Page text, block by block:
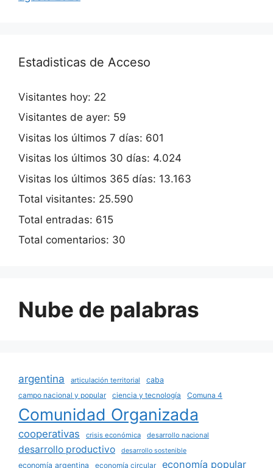
Estadisticas de Acceso
Visitantes hoy: 22
Visitantes de ayer: 59
Visitas los últimos 7 días: 601
Visitas los últimos 30 días: 4.024
Visitas los últimos 365 días: 13.163
Total visitantes: 25.590
Total entradas: 615
Total comentarios: 30
Nube de palabras
argentina articulación territorial
caba
campo nacional y popular
ciencia y tecnología Comuna 4
Comunidad Organizada
cooperativas crisis económica desarrollo nacional
desarrollo productivo desarrollo sostenible
economía argentina economía circular economía popular